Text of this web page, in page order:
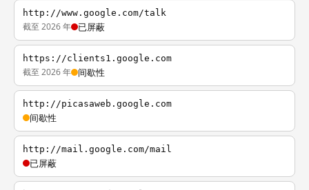
http://www.google.com/talk
截至 2026 年 已屏蔽
https://clients1.google.com
截至 2026 年 间歇性
http://picasaweb.google.com
间歇性
http://mail.google.com/mail
已屏蔽